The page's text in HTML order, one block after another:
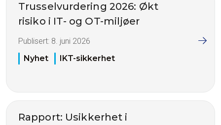
Trusselvurdering 2026: Økt
risiko i IT- og OT-miljøer
Publisert: 8. juni 2026
Nyhet
IKT-sikkerhet
Rapport: Usikkerhet i